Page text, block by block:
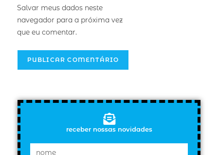
Salvar meus dados neste
navegador para a próxima vez
que eu comentar.
receber nossas novidades